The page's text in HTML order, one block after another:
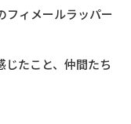
フィメールラッパー
じたこと、仲間たち